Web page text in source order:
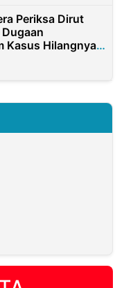
Periksa Dirut
Kasus Hilangnya
Miliar